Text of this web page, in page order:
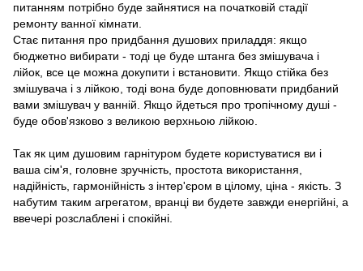
питанням потрібно буде зайнятися на початковій стадії
ремонту ванної кімнати.
Стає питання про придбання душових приладдя: якщо
бюджетно вибирати - тоді це буде штанга без змішувача і
лійок, все це можна докупити і встановити. Якщо стійка без
змішувача і з лійкою, тоді вона буде доповнювати придбаний
вами змішувач у ванній. Якщо йдеться про тропічному душі -
буде обов'язково з великою верхньою лійкою.
Так як цим душовим гарнітуром будете користуватися ви і
ваша сім'я, головне зручність, простота використання,
надійність, гармонійність з інтер'єром в цілому, ціна - якість. З
набутим таким агрегатом, вранці ви будете завжди енергійні, а
ввечері розслаблені і спокійні.